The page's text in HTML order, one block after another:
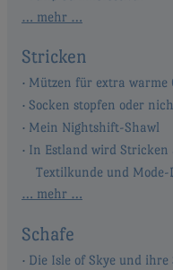
… mehr …
Stricken
Mützen für extra warme
Socken stopfen oder
Mein Nightshift-Shawl
In Estland wird
Textilkunde und
… mehr …
Schafe
Die Isle of Skye und ihre